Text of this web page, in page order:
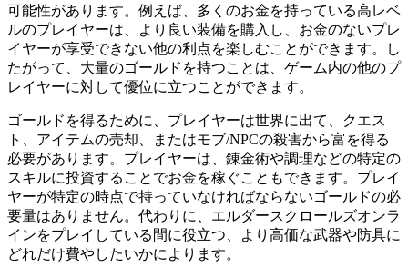
可能性があります。例えば、多くのお金を持っている高レベ
ルのプレイヤーは、より良い装備を購入し、お金のないプレ
イヤーが享受できない他の利点を楽しむことができます。し
たがって、大量のゴールドを持つことは、ゲーム内の他のプ
レイヤーに対して優位に立つことができます。
ゴールドを得るために、プレイヤーは世界に出て、クエス
ト、アイテムの売却、またはモブ/NPCの殺害から富を得る
必要があります。プレイヤーは、錬金術や調理などの特定の
スキルに投資することでお金を稼ぐこともできます。プレイ
ヤーが特定の時点で持っていなければならないゴールドの必
要量はありません。代わりに、エルダースクロールズオンラ
インをプレイしている間に役立つ、より高価な武器や防具に
どれだけ費やしたいかによります。